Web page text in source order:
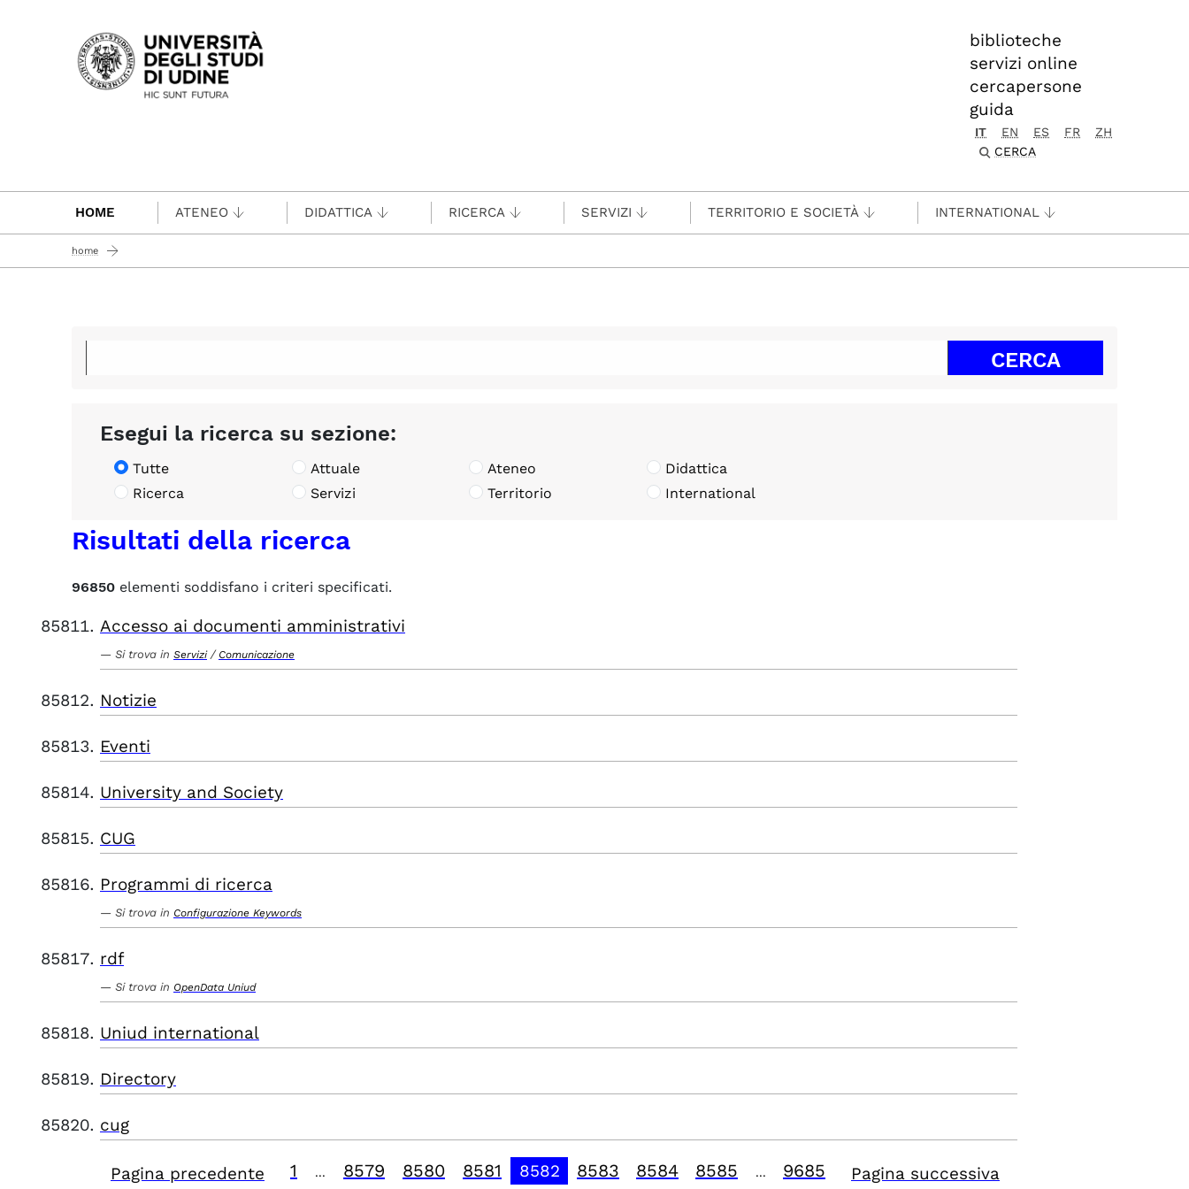
Passa al contenuto principale
biblioteche
servizi online
cercapersone
guida
IT EN ES FR
ZH
CERCA
HOME ATENEO DIDATTICA RICERCA SERVIZI TERRITORIO E SOCIETÀ INTERNATIONAL
home
Esegui la ricerca su sezione:
Tutte Attuale Ateneo
Didattica
Ricerca
Servizi Territorio International
Risultati della ricerca
96850 elementi soddisfano i criteri specificati.
Accesso ai documenti amministrativi
Si trova in Servizi / Comunicazione
Notizie
Eventi
University and Society
CUG
Programmi di ricerca
Si trova in Configurazione Keywords
rdf
Si trova in OpenData Uniud
Uniud international
Directory
cug
Pagina precedente 1 8579 8580 8581 8582 8583 8584 8585 9685 Pagina successiva